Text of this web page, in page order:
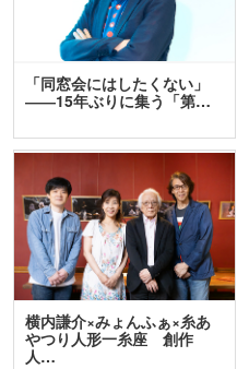
「同窓会にはしたくない」
――15年ぶりに集う「第…
横内謙介×みょんふぁ×糸あ
やつり人形一糸座 創作
人…